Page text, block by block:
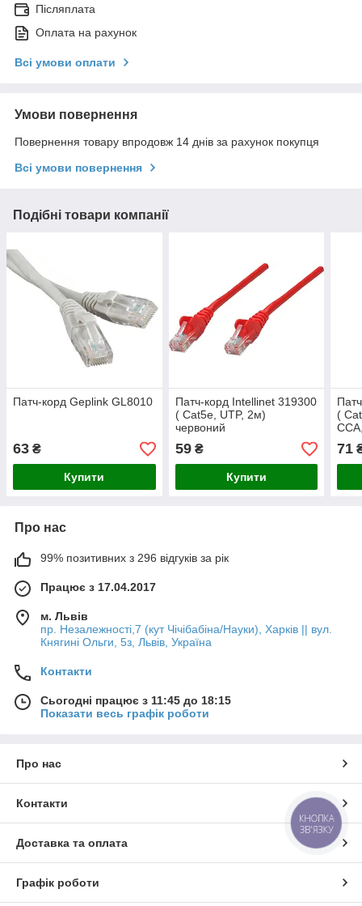
Післяплата
Оплата на рахунок
Всі умови оплати
Умови повернення
Повернення товару впродовж 14 днів за рахунок покупця
Всі умови повернення
Подібні товари компанії
Патч-корд Geplink GL8010
63 ₴
Купити
Патч-корд Intellinet 319300
( Cat5e, UTP, 2м)
червоний
59₴
Купити
(
71
Про нас
99% позитивних з 296 відгуків за рік
Працює з 17.04.2017
м. Львів
пр. Незалежності,7 (кут Чічібабіна/Науки), Харків || вул.
Княгині Ольги, 5з, Львів, Україна
Контакти
Сьогодні працює з 11:45 до 18:15
Показати весь графік роботи
Про нас
Контакти
Доставка та оплата
Графік роботи
КНОПКА
ЗВ'ЯЗКУ